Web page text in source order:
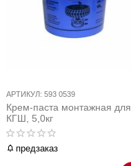
АРТИКУЛ: 593 0539
Крем-паста монтажная для
КГШ, 5,0кг
предзаказ